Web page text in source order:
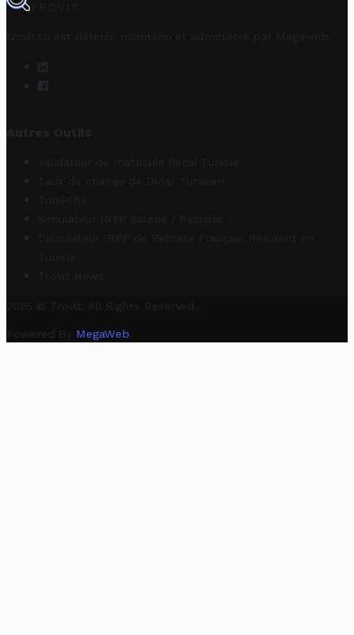
TROVIT
trovit.tn est détenu, maintenu et administré par Megaweb
Autres Outils
Validateur de matricule fiscal Tunisie
Taux de change de Dinar Tunisien
TuniRIBs
Simulateur IRPP Salarié / Retraité
Calculateur IRPP de Retraité Français Résident en
Tunisie
Trovit News
2025 © Trovit. All Rights Reserved.
Powered By MegaWeb